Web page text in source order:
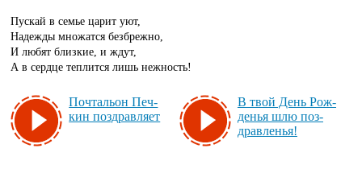
Пускай в семье царит уют,
Надежды множатся безбрежно,
И любят близкие, и ждут,
А в сердце теплится лишь нежность!
Поч­таль­он Печ­
кин поз­драв­ля­ет
В твой День Рож­
денья шлю поз­
драв­ленья!